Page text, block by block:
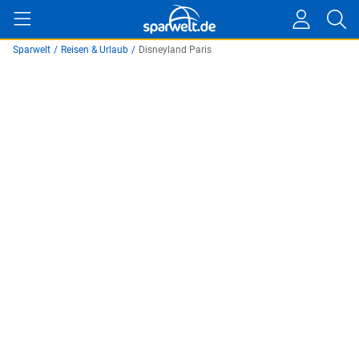
Sparwelt / Reisen & Urlaub / Disneyland Paris